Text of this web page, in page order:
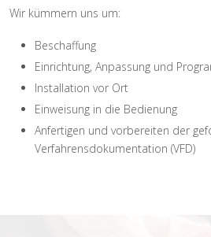
Wir kümmern uns um:
Beschaffung
Einrichtung, Anpassung und
Installation vor Ort
Einweisung in die Bedienung
Anfertigen und vorbereiten der
Verfahrensdokumentation (VFD)